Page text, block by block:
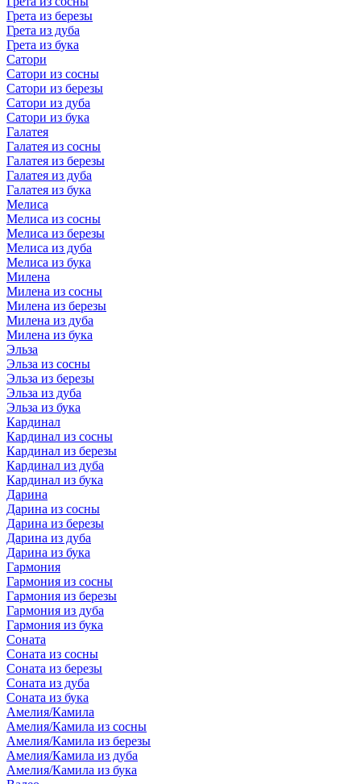
Грета из березы
Грета из дуба
Грета из бука
Сатори
Сатори из сосны
Сатори из березы
Сатори из дуба
Сатори из бука
Галатея
Галатея из сосны
Галатея из березы
Галатея из дуба
Галатея из бука
Мелиса
Мелиса из сосны
Мелиса из березы
Мелиса из дуба
Мелиса из бука
Милена
Милена из сосны
Милена из березы
Милена из дуба
Милена из бука
Эльза
Эльза из сосны
Эльза из березы
Эльза из дуба
Эльза из бука
Кардинал
Кардинал из сосны
Кардинал из березы
Кардинал из дуба
Кардинал из бука
Дарина
Дарина из сосны
Дарина из березы
Дарина из дуба
Дарина из бука
Гармония
Гармония из сосны
Гармония из березы
Гармония из дуба
Гармония из бука
Соната
Соната из сосны
Соната из березы
Соната из дуба
Соната из бука
Амелия/Камила
Амелия/Камила из сосны
Амелия/Камила из березы
Амелия/Камила из дуба
Амелия/Камила из бука